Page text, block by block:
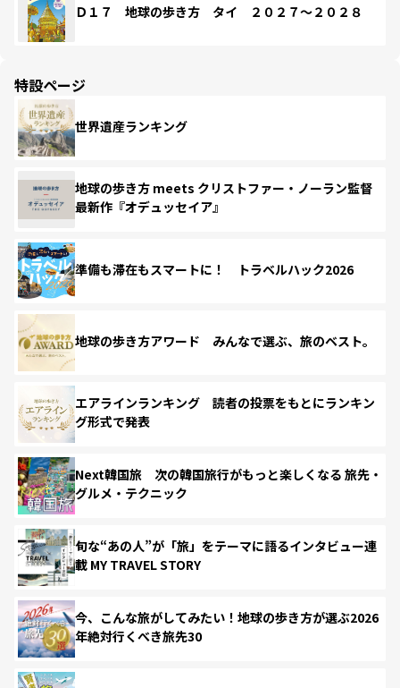
Ｄ１７ 地球の歩き方 タイ ２０２７～２０２８
特設ページ
世界遺産ランキング
地球の歩き方 meets クリストファー・ノーラン監督
最新作『オデュッセイア』
準備も滞在もスマートに！ トラベルハック2026
地球の歩き方アワード みんなで選ぶ、旅のベスト。
エアラインランキング 読者の投票をもとにランキン
グ形式で発表
Next韓国旅 次の韓国旅行がもっと楽しくなる 旅先・
グルメ・テクニック
旬な“あの人”が「旅」をテーマに語るインタビュー連
載 MY TRAVEL STORY
今、こんな旅がしてみたい！地球の歩き方が選ぶ2026
年絶対行くべき旅先30